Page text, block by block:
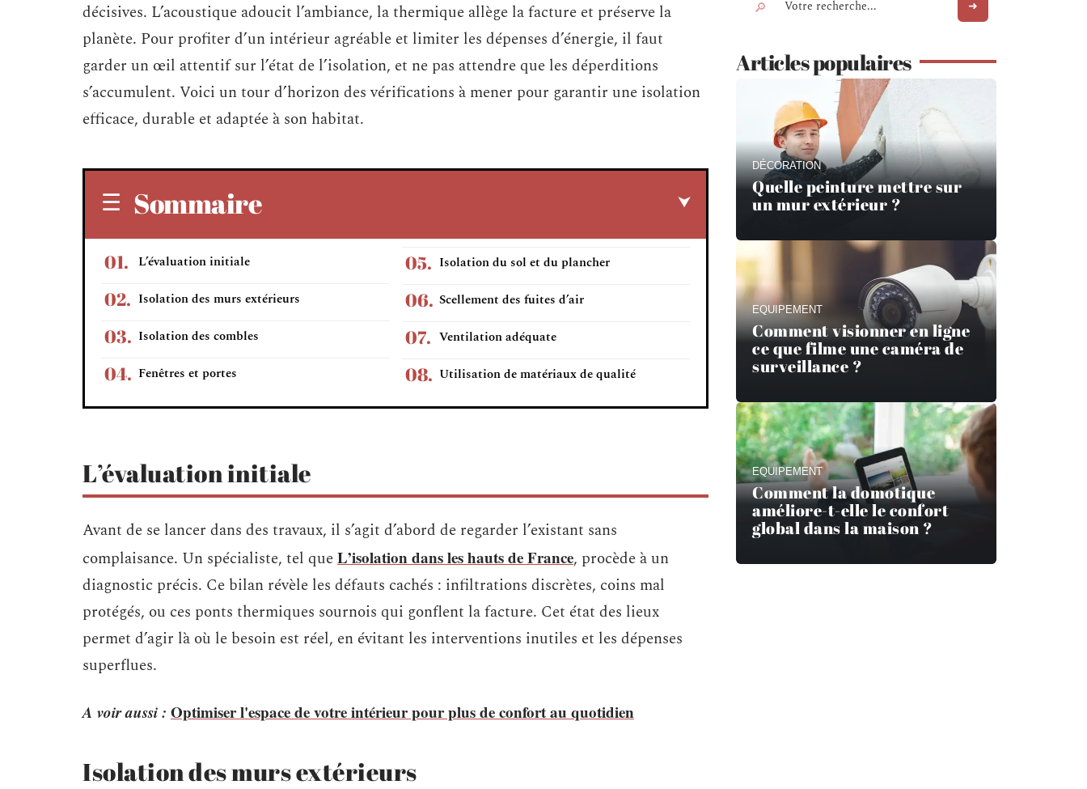
décisives. L’acoustique adoucit l’ambiance, la thermique allège la facture et préserve la
planète. Pour profiter d’un intérieur agréable et limiter les dépenses d’énergie, il faut
garder un œil attentif sur l’état de l’isolation, et ne pas attendre que les déperditions
s’accumulent. Voici un tour d’horizon des vérifications à mener pour garantir une isolation
efficace, durable et adaptée à son habitat.
Sommaire
L’évaluation initiale
Isolation des murs extérieurs
Isolation des combles
Fenêtres et portes
Isolation du sol et du plancher
Scellement des fuites d’air
Ventilation adéquate
Utilisation de matériaux de qualité
L’évaluation initiale
Avant de se lancer dans des travaux, il s’agit d’abord de regarder l’existant sans
complaisance. Un spécialiste, tel queL’isolation dans les hauts de France, procède à un
diagnostic précis. Ce bilan révèle les défauts cachés : infiltrations discrètes, coins mal
protégés, ou ces ponts thermiques sournois qui gonflent la facture. Cet état des lieux
permet d’agir là où le besoin est réel, en évitant les interventions inutiles et les dépenses
superflues.
A voir aussi : Optimiser l'espace de votre intérieur pour plus de confort au quotidien
Isolation des murs extérieurs
Articles populaires
DÉCORATION
Quelle peinture mettre sur
un mur extérieur ?
EQUIPEMENT
Comment visionner en ligne
ce que filme une caméra de
surveillance ?
EQUIPEMENT
Comment la domotique
améliore-t-elle le confort
global dans la maison ?